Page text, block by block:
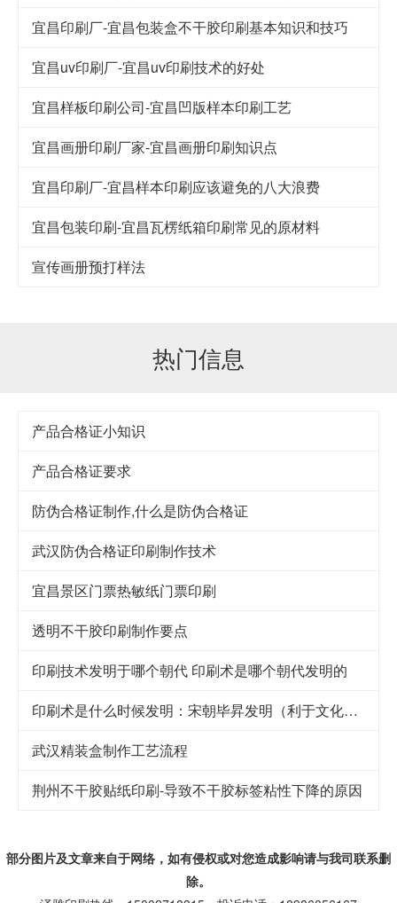
宜昌印刷厂-宜昌包装盒不干胶印刷基本知识和技巧
宜昌uv印刷厂-宜昌uv印刷技术的好处
宜昌样板印刷公司-宜昌凹版样本印刷工艺
宜昌画册印刷厂家-宜昌画册印刷知识点
宜昌印刷厂-宜昌样本印刷应该避免的八大浪费
宜昌包装印刷-宜昌瓦楞纸箱印刷常见的原材料
宣传画册预打样法
热门信息
产品合格证小知识
产品合格证要求
防伪合格证制作,什么是防伪合格证
武汉防伪合格证印刷制作技术
宜昌景区门票热敏纸门票印刷
透明不干胶印刷制作要点
印刷技术发明于哪个朝代 印刷术是哪个朝代发明的
印刷术是什么时候发明：宋朝毕昇发明（利于文化传承）
武汉精装盒制作工艺流程
荆州不干胶贴纸印刷-导致不干胶标签粘性下降的原因
部分图片及文章来自于网络，如有侵权或对您造成影响请与我司联系删
除。